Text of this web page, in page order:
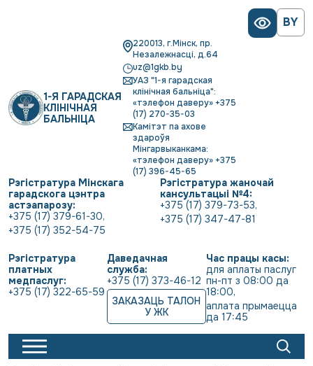
BY
1-Я ГАРАДСКАЯ
КЛІНІЧНАЯ
БАЛЬНІЦА
220013, г.Мінск, пр.
Незалежнасці, д.64
uz@1gkb.by
УАЗ "1-я гарадская
клінічная бальніца":
«тэлефон даверу» +375
(17) 270-35-03
Камітэт па ахове
здароўя
Мінгарвыканкама:
«тэлефон даверу» +375
(17) 396-45-65
Рэгістратура Мінскага
гарадскога цэнтра
астэапарозу:
+375 (17) 379-61-30,
+375 (17) 352-54-75
Рэгістратура жаночай
кансультацыі №4:
+375 (17) 379-73-53,
+375 (17) 347-47-81
Рэгістратура
платных
медпаслуг:
+375 (17) 322-65-59
Даведачная
служба:
+375 (17) 373-46-12
ЗАКАЗАЦЬ ТАЛОН
У ЖК
Час працы касы:
для аплаты паслуг
пн-пт з 08:00 да
18:00,
аплата прымаецца
да 17:45